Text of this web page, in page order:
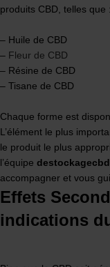
produits CBD, telles que :
– Huile de CBD
– Fleur de CBD
– Résine de CBD
– Tisane de CBD
Chaque forme est
L’élément le plus
le produit le plus
l’équipe
accompagner et vous
Effets
indications